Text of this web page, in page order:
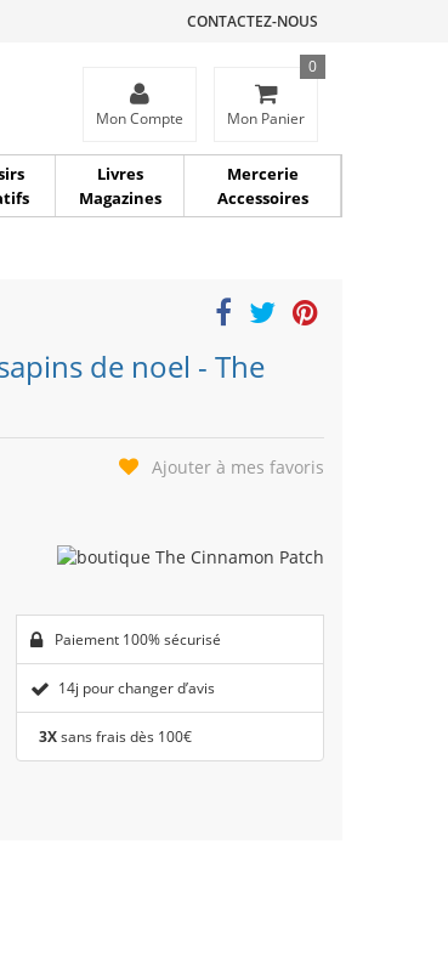
CONTACTEZ-NOUS
Mon Compte Mon Panier
0
Livres
Magazines
Mercerie
Accessoires
de noel - The
Ajouter à mes favoris
Paiement 100% sécurisé
14j pour changer d’avis
3Xsans frais dès 100€